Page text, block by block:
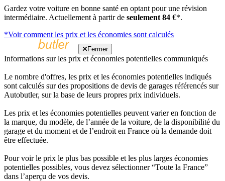
Gardez votre voiture en bonne santé en optant pour une révision
intermédiaire. Actuellement à partir de seulement 84 €*.
*Voir comment les prix et les économies sont calculés
Fermer
Informations sur les prix et économies potentielles communiqués
Le nombre d'offres, les prix et les économies potentielles indiqués
sont calculés sur des propositions de devis de garages référencés sur
Autobutler, sur la base de leurs propres prix individuels.
Les prix et les économies potentielles peuvent varier en fonction de
la marque, du modèle, de l’année de la voiture, de la disponibilité du
garage et du moment et de l’endroit en France où la demande doit
être effectuée.
Pour voir le prix le plus bas possible et les plus larges économies
potentielles possibles, vous devez sélectionner “Toute la France”
dans l’aperçu de vos devis.